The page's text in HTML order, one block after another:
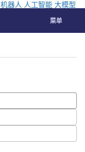
机器人 人工智能 大模型
切换导航
菜单